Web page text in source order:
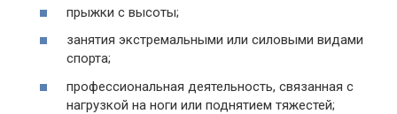
прыжки с высоты;
занятия экстремальными или силовыми видами
спорта;
профессиональная деятельность, связанная с
нагрузкой на ноги или поднятием тяжестей;